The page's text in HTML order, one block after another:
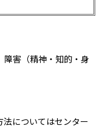
害（精神・知的・⾝
についてはセンター